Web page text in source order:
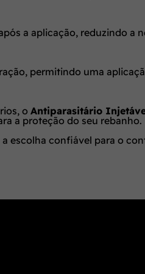
a aplicação, reduzindo a
permitindo uma
o Antiparasitário
a proteção do seu rebanho.
a escolha confiável para o